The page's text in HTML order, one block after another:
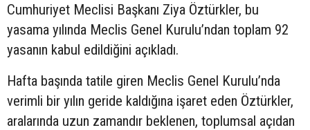
Cumhuriyet Meclisi Başkanı Ziya Öztürkler, bu
yasama yılında Meclis Genel Kurulu’ndan toplam 92
yasanın kabul edildiğini açıkladı.
Hafta başında tatile giren Meclis Genel Kurulu’nda
verimli bir yılın geride kaldığına işaret eden Öztürkler,
aralarında uzun zamandır beklenen, toplumsal açıdan